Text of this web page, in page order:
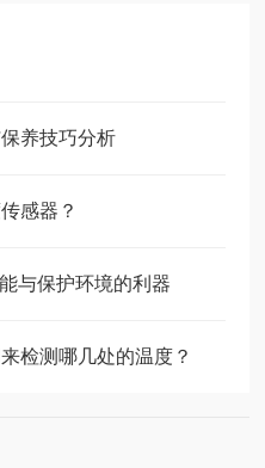
养技巧分析
感器？
与保护环境的利器
检测哪几处的温度？